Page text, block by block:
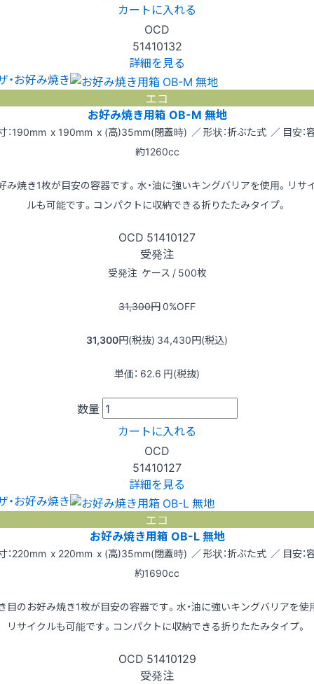
カートに入れる
OCD
51410132
詳細を見る
・お好み焼き
エコ
お好み焼き用箱 OB-M 無地
：190mm x 190mm x (高)35mm(閉蓋時) ／ 形状：折ぶた式 ／ 目安：
約1260cc
み焼き1枚が目安の容器です。水・油に強いキングバリアを使用。リサ
ルも可能です。コンパクトに収納できる折りたたみタイプ。
OCD 51410127
受発注
受発注 ケース / 500枚
31,300円0%OFF
31,300円(税抜) 34,430円(税込)
単価： 62.6 円(税抜)
数量
カートに入れる
OCD
51410127
詳細を見る
・お好み焼き
エコ
お好み焼き用箱 OB-L 無地
：220mm x 220mm x (高)35mm(閉蓋時) ／ 形状：折ぶた式 ／ 目安：
約1690cc
目のお好み焼き1枚が目安の容器です。水・油に強いキングバリアを使
リサイクルも可能です。コンパクトに収納できる折りたたみタイプ。
OCD 51410129
受発注